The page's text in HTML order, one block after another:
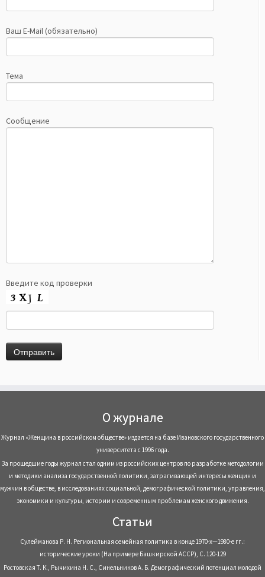
Ваш E-Mail (обязательно)
Тема
Сообщение
Введите код проверки
О журнале
Журнал «Женщина в российском обществе» издается на базе Ивановского государственного
университета с 1996 года.
За прошедшие годы журнал стал одним из российских центров по разработке методологии
и методики анализа государственной политики, затрагивающей интересы женщин и
мужчин в обществе, в исследованиях социальной, демографической политики, управления,
экономики и культуры, истории и современным проблемам женского движения.
Статьи
Сулейманова Р. Н. Региональная семейная политика в конце 1970-х—1980-е гг.:
исторические уроки (На примере Башкирской АССР), С. 120-129
Ростовская Т. К., Рычихина Н. С., Синельников А. Б. Демографический потенциал молодой